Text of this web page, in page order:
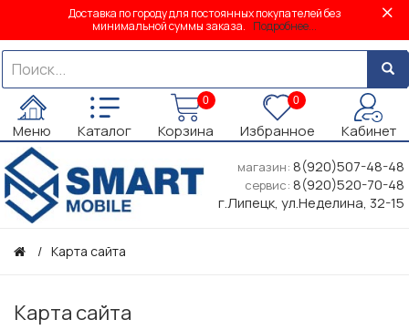
Доставка по городу для постоянных покупателей без
минимальной суммы заказа. Подробнее...
Меню Каталог
0
Корзина
0
Избранное Кабинет
магазин: 8(920)507-48-48
сервис: 8(920)520-70-48
г.Липецк, ул.Неделина, 32-15
Карта сайта
Карта сайта